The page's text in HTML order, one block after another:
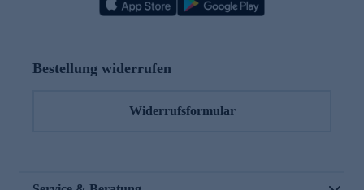
Bestellung widerrufen
Widerrufsformular